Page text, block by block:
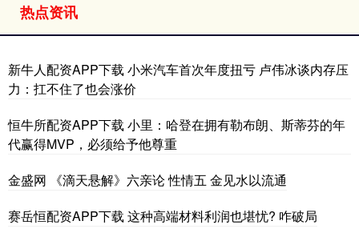
热点资讯
新牛人配资APP下载 小米汽车首次年度扭亏 卢伟冰谈内存压
力：扛不住了也会涨价
恒牛所配资APP下载 小里：哈登在拥有勒布朗、斯蒂芬的年
代赢得MVP，必须给予他尊重
金盛网 《滴天悬解》六亲论 性情五 金见水以流通
赛岳恒配资APP下载 这种高端材料利润也堪忧? 咋破局